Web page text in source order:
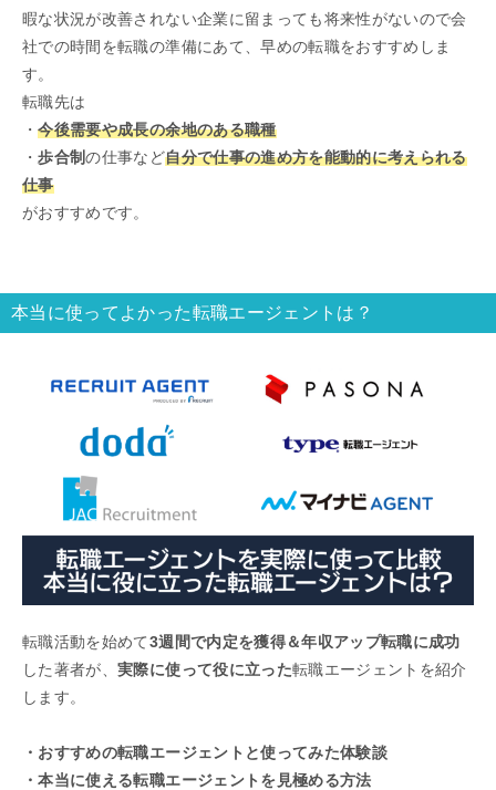
暇な状況が改善されない企業に留まっても将来性がないので会
社での時間を転職の準備にあて、早めの転職をおすすめしま
す。
転職先は
・今後需要や成長の余地のある職種
・歩合制の仕事など自分で仕事の進め方を能動的に考えられる
仕事
がおすすめです。
本当に使ってよかった転職エージェントは？
転職活動を始めて3週間で内定を獲得＆年収アップ転職に成功
した著者が、実際に使って役に立った転職エージェントを紹介
します。
・おすすめの転職エージェントと使ってみた体験談
・本当に使える転職エージェントを見極める方法